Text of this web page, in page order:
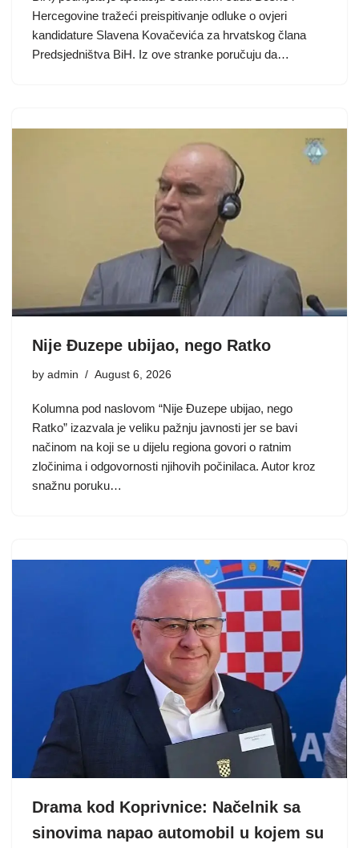
Hercegovine tražeći preispitivanje odluke o ovjeri
kandidature Slavena Kovačevića za hrvatskog člana
Predsjedništva BiH. Iz ove stranke poručuju da…
Nije Đuzepe ubijao, nego Ratko
by admin August 6, 2026
Kolumna pod naslovom “Nije Đuzepe ubijao, nego
Ratko” izazvala je veliku pažnju javnosti jer se bavi
načinom na koji se u dijelu regiona govori o ratnim
zločinima i odgovornosti njihovih počinilaca. Autor kroz
snažnu poruku…
Drama kod Koprivnice: Načelnik sa
sinovima napao automobil u kojem su